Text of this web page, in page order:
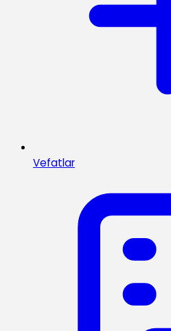
Vefatlar